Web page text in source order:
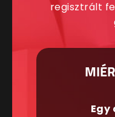
regisztrált
Egy